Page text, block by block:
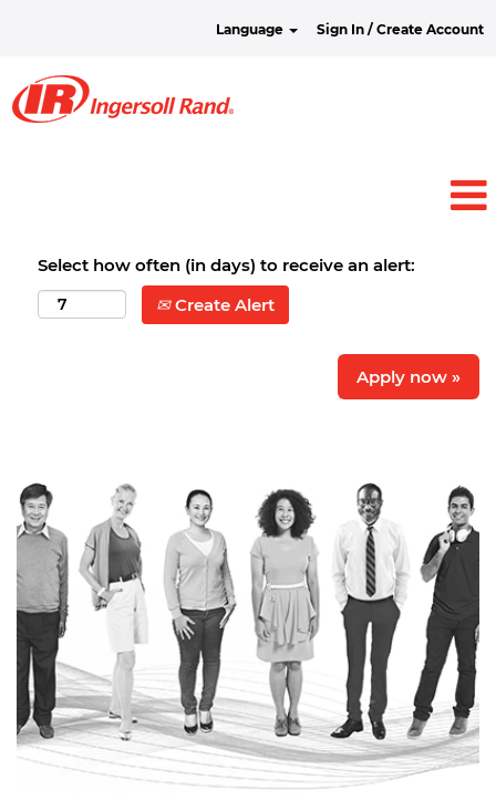
Language Sign In / Create Account
Select how often (in days) to receive an alert:
Create Alert
Apply now »